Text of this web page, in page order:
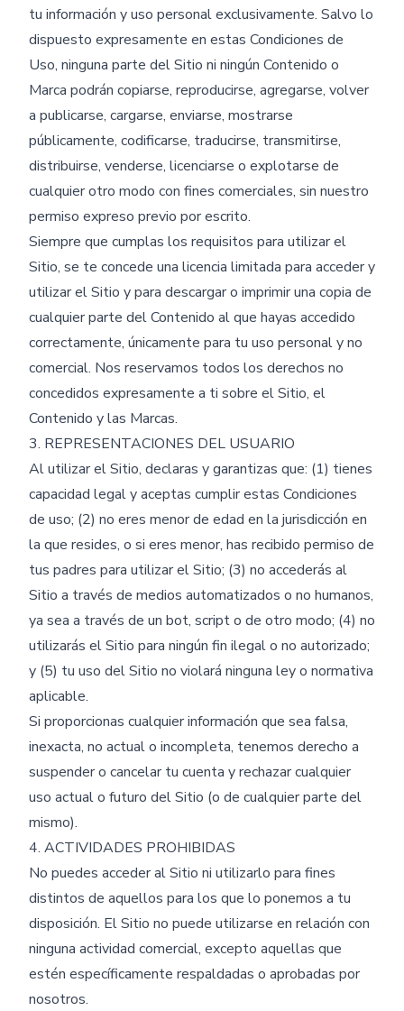
tu información y uso personal exclusivamente. Salvo lo
dispuesto expresamente en estas Condiciones de
Uso, ninguna parte del Sitio ni ningún Contenido o
Marca podrán copiarse, reproducirse, agregarse, volver
a publicarse, cargarse, enviarse, mostrarse
públicamente, codificarse, traducirse, transmitirse,
distribuirse, venderse, licenciarse o explotarse de
cualquier otro modo con fines comerciales, sin nuestro
permiso expreso previo por escrito.
Siempre que cumplas los requisitos para utilizar el
Sitio, se te concede una licencia limitada para acceder y
utilizar el Sitio y para descargar o imprimir una copia de
cualquier parte del Contenido al que hayas accedido
correctamente, únicamente para tu uso personal y no
comercial. Nos reservamos todos los derechos no
concedidos expresamente a ti sobre el Sitio, el
Contenido y las Marcas.
3. REPRESENTACIONES DEL USUARIO
Al utilizar el Sitio, declaras y garantizas que: (1) tienes
capacidad legal y aceptas cumplir estas Condiciones
de uso; (2) no eres menor de edad en la jurisdicción en
la que resides, o si eres menor, has recibido permiso de
tus padres para utilizar el Sitio; (3) no accederás al
Sitio a través de medios automatizados o no humanos,
ya sea a través de un bot, script o de otro modo; (4) no
utilizarás el Sitio para ningún fin ilegal o no autorizado;
y (5) tu uso del Sitio no violará ninguna ley o normativa
aplicable.
Si proporcionas cualquier información que sea falsa,
inexacta, no actual o incompleta, tenemos derecho a
suspender o cancelar tu cuenta y rechazar cualquier
uso actual o futuro del Sitio (o de cualquier parte del
mismo).
4. ACTIVIDADES PROHIBIDAS
No puedes acceder al Sitio ni utilizarlo para fines
distintos de aquellos para los que lo ponemos a tu
disposición. El Sitio no puede utilizarse en relación con
ninguna actividad comercial, excepto aquellas que
estén específicamente respaldadas o aprobadas por
nosotros.